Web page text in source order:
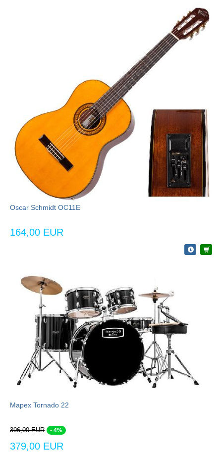
Oscar Schmidt OC11E
164,00 EUR
Mapex Tornado 22
396,00 EUR - 4%
379,00 EUR